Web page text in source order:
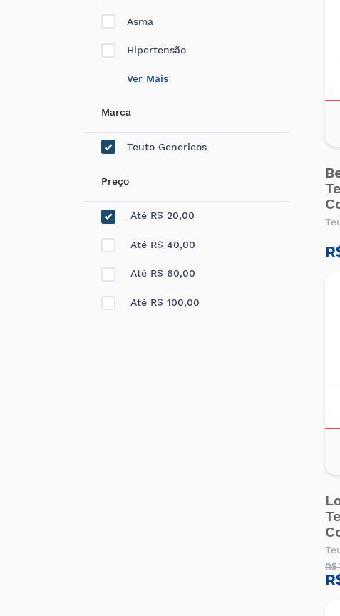
Asma
Hipertensão
Ver Mais
Marca
Teuto Genericos
Preço
Até R$ 20,00
Até R$ 40,00
Até R$ 60,00
Até R$ 100,00
R$